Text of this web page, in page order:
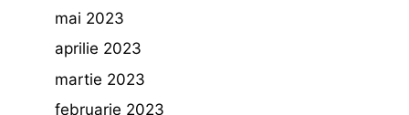
mai 2023
aprilie 2023
martie 2023
februarie 2023